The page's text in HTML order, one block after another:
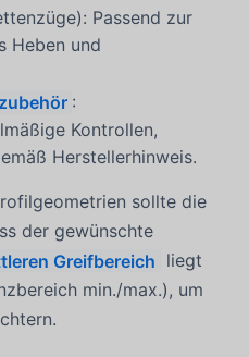
Passend zur
Heben und
:
Kontrollen,
Herstellerhinweis.
sollte die
der gewünschte
Greifbereich liegt
min./max.), um